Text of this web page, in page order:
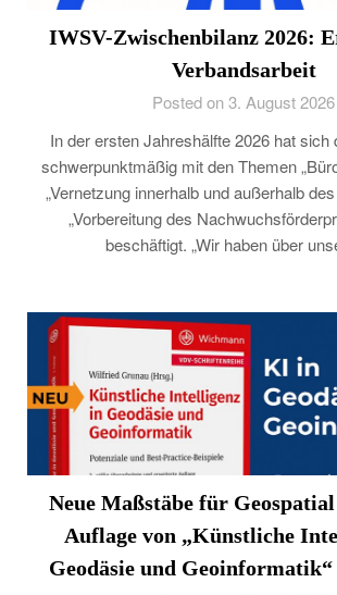
IWSV-Zwischenbilanz 2026:
Verbandsarbeit
Posted on 3. August 2026
In der ersten Jahreshälfte 2026 hat sich
schwerpunktmäßig mit den Themen
„Vernetzung innerhalb und außerhalb
„Vorbereitung des
beschäftigt. „Wir haben über
Neue Maßstäbe für
Auflage von „Künstliche
Geodäsie und Geoinformatik“